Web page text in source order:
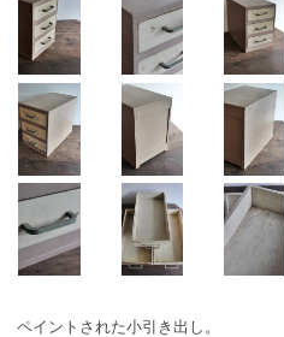
ペイントされた小引き出し。